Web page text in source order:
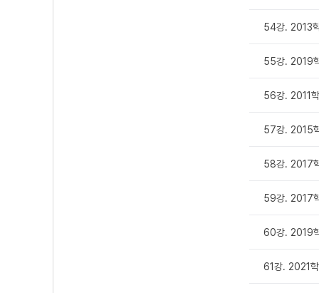
54강. 2013
55강. 2019
56강. 2011
57강. 2015
58강. 2017
59강. 2017
60강. 2019
61강. 2021